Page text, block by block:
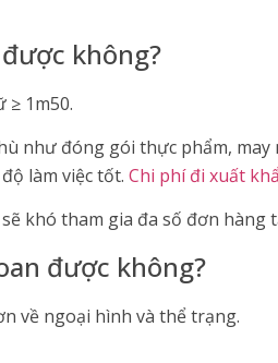
không?
≥ 1m50.
như đóng gói thực phẩm,
làm việc tốt. Chi phí đi xuất
khó tham gia đa số đơn hàng
được không?
về ngoại hình và thể trạng.